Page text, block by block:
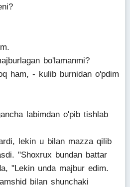
bo'lamanmi?
ham, - kulib burnidan o'pdim
labimdan o'pib tishlab
lekin u bilan mazza qilib
"Shoxrux bundan battar
"Lekin unda majbur edim.
bilan shunchaki